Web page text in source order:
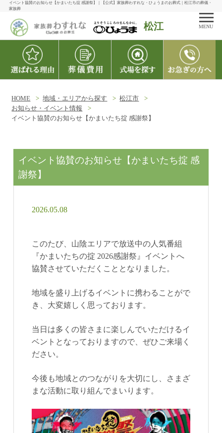
イベント協賛のお知らせ【かまいたち掟 感謝祭】｜【公式】家族葬わすれな・ひょうまのお葬式｜松江市の葬儀・
家族葬
松江 MENU
HOME 地域・エリアから探す
松江市
お知らせ・イベント情報
イベント協賛のお知らせ【かまいたち掟 感謝祭】
イベント協賛のお知らせ【かまいたち掟 感
謝祭】
2026.05.08
このたび、山陰エリアで放送中の人気番組
『かまいたちの掟 2026感謝祭』イベントへ
協賛させていただくこととなりました。
地域を盛り上げるイベントに携わることがで
き、大変嬉しく思っております。
当日は多くの皆さまに楽しんでいただけるイ
ベントとなっておりますので、ぜひご来場く
ださい。
今後も地域とのつながりを大切にし、さまざ
まな活動に取り組んでまいります。